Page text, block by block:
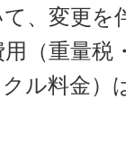
、変更を
（重量税
ル料金）